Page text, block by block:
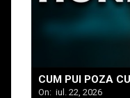
CUM PUI POZA
On: iul. 22, 2026